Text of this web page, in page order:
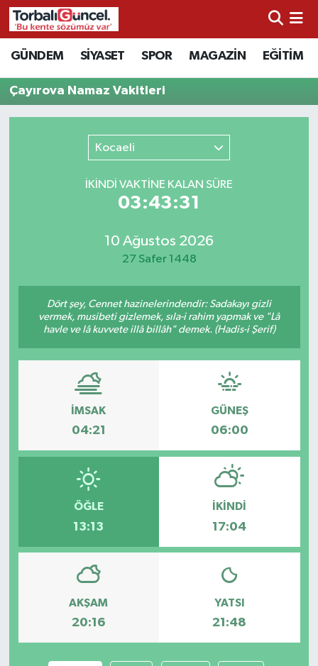
GÜNDEM SİYASET SPOR MAGAZİN EĞİTİM
Çayırova Namaz Vakitleri
Kocaeli
İKINDI VAKTİNE KALAN SÜRE
03:43:31
10 Ağustos 2026
27 Safer 1448
Dört şey, Cennet hazinelerindendir: Sadakayı gizli
vermek, musibeti gizlemek, sıla-i rahim yapmak ve "Lâ
havle ve lâ kuvvete illâ billâh" demek. (Hadis-i Şerif)
İMSAK
04:21
GÜNEŞ
06:00
ÖĞLE
13:13
İKINDI
17:04
AKŞAM
20:16
YATSI
21:48
İzmir Nöbetçi Eczaneler
İzmir Hava Durumu
İzmir Trafik Yoğunluk Haritası
Süper Lig Puan Durumu ve Fikstür
Tüm Manşetler
Haber Arşivi